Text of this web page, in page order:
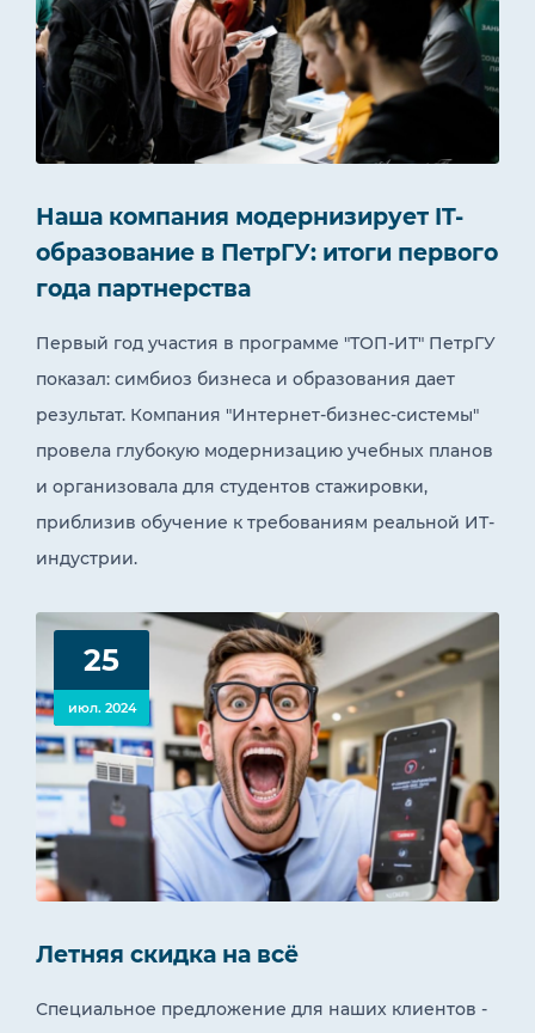
Наша компания модернизирует IT-
образование в ПетрГУ: итоги первого
года партнерства
Первый год участия в программе "ТОП-ИТ" ПетрГУ
показал: симбиоз бизнеса и образования дает
результат. Компания "Интернет-бизнес-системы"
провела глубокую модернизацию учебных планов
и организовала для студентов стажировки,
приблизив обучение к требованиям реальной ИТ-
индустрии.
25
июл. 2024
Летняя скидка на всё
Специальное предложение для наших клиентов -